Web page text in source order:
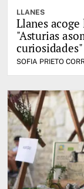
LLANES
Llanes
"Asturias
curiosidades"
SOFIA PRIETO